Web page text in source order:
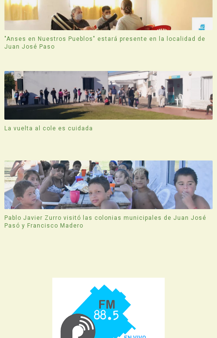
"Anses en Nuestros Pueblos" estará presente en la localidad de
Juan José Paso
La vuelta al cole es cuidada
Pablo Javier Zurro visitó las colonias municipales de Juan José
Pasó y Francisco Madero